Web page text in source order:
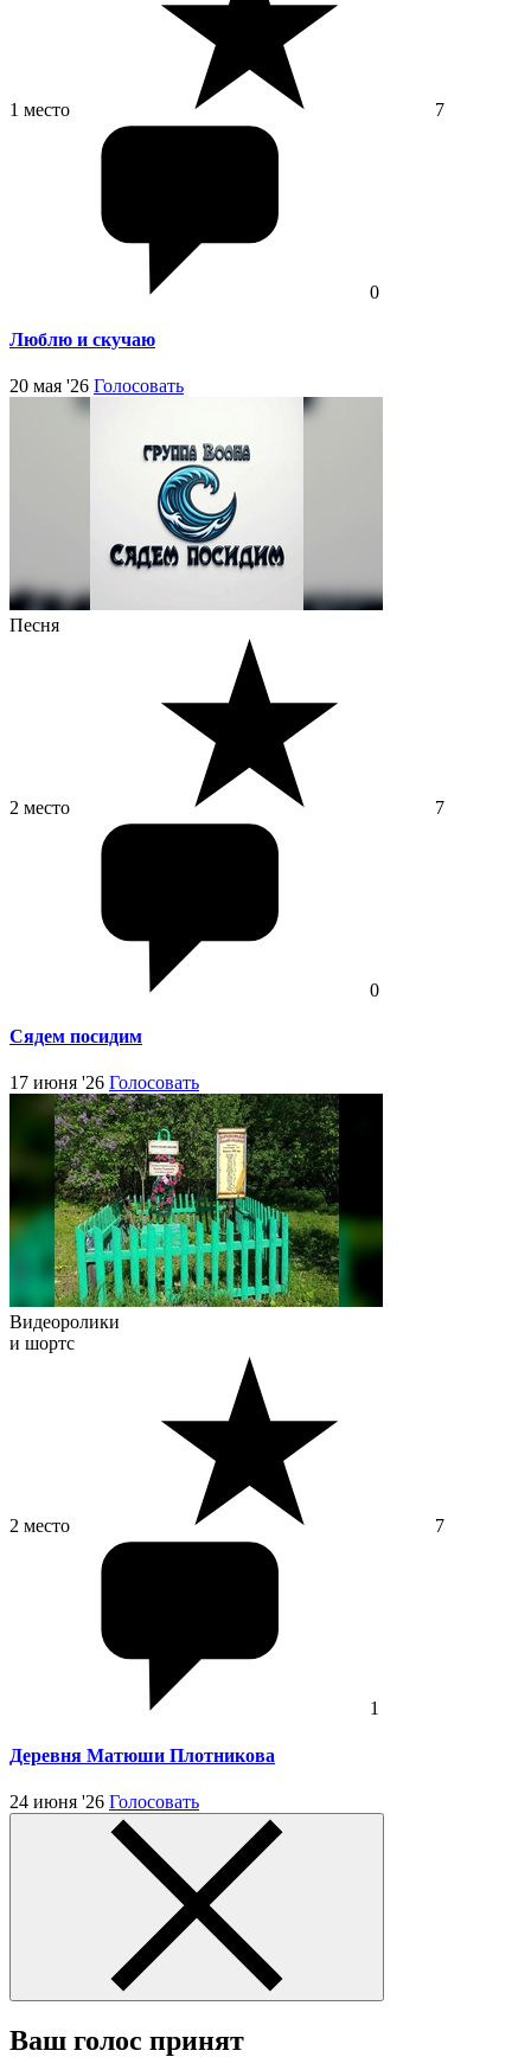
1 место 7
0
Люблю и скучаю
20 мая '26 Голосовать
Песня
2 место 7
0
Сядем посидим
17 июня '26 Голосовать
Видеоролики
и шортс
2 место 7
1
Деревня Матюши Плотникова
24 июня '26 Голосовать
Ваш голос принят